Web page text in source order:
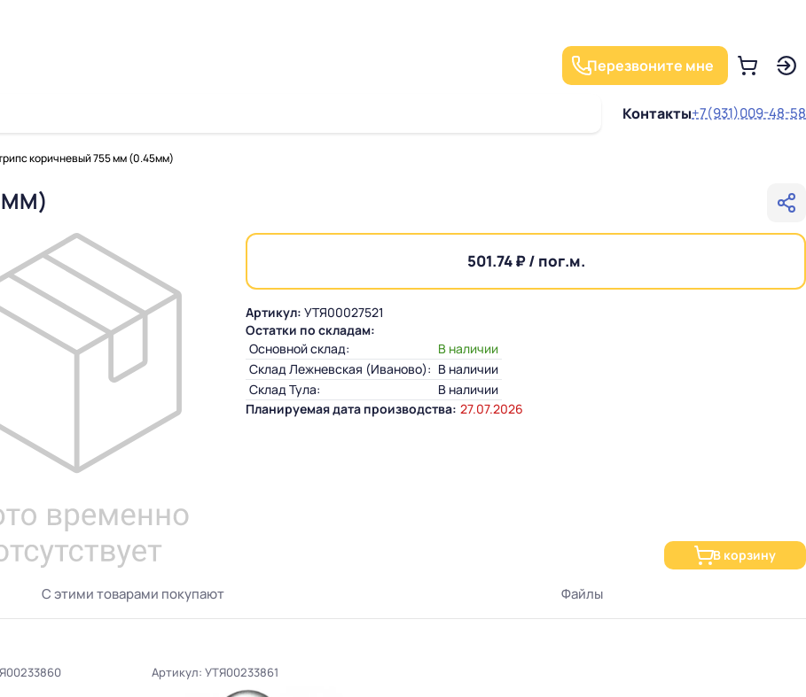
Перезвоните мне
Контакты+7(931)009-48-58
коричневый 755 мм (0.45мм)
501.74 ₽ / пог.м.
Артикул: УТЯ00027521
Остатки по складам:
Основной склад:
В наличии
Склад Лежневская (Иваново): В наличии
Склад Тула:
В наличии
Планируемая дата производства: 27.07.2026
В корзину
С этими товарами покупают Файлы
Артикул: УТЯ00233861